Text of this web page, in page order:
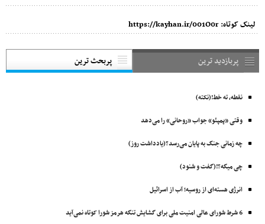
لینک کوتاه: https://kayhan.ir/001O0r
پربازدید ترین پربحث ترین
نقطه، ته خط!(نکته)
وقتی «پمپئو» جواب «روحانی» را می‌دهد
چه زمانی جنگ به پایان می‌رسد؟(یادداشت روز)
چی میگه؟!(گفت و شنود)
انرژی هسته‌ای از روسیه؛ آب از اسرائیل
6 شرط شورای عالی امنیت ملی برای گشایش تنگه هرمز شورا کوتاه نمی‌آید